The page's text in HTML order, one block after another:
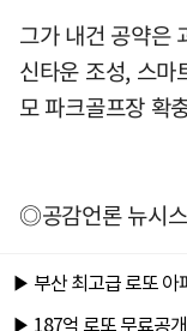
그가 내건 공약은
신타운 조성, 스마
모 파크골프장 확
◎공감언론 뉴시스